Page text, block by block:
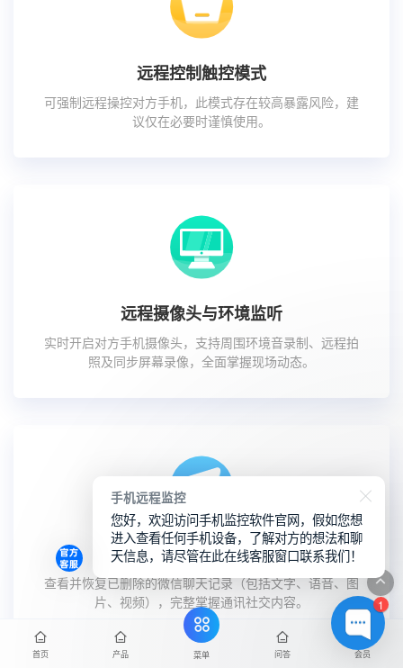
远程控制触控模式
可强制远程操控对方手机，此模式存在较高暴露风险，建
议仅在必要时谨慎使用。
远程摄像头与环境监听
实时开启对方手机摄像头，支持周围环境音录制、远程拍
照及同步屏幕录像，全面掌握现场动态。
微信记录全面监控
查看并恢复已删除的微信聊天记录（包括文字、语音、图
片、视频），完整掌握通讯社交内容。
首页 产品 菜单 问答 会员
1
手机远程监控
您好，欢迎访问手机监控软件官网，假如您想
进入查看任何手机设备，了解对方的想法和聊
天信息，请尽管在此在线客服窗口联系我们！